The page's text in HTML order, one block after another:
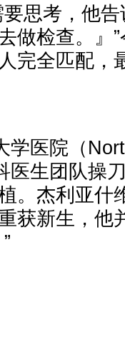
思考，他
做检查。』
完全匹配，
学医院（
医生团队操
。杰利亚什
获新生，他